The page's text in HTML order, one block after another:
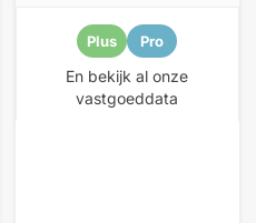
Plus Pro
En bekijk al onze
vastgoeddata